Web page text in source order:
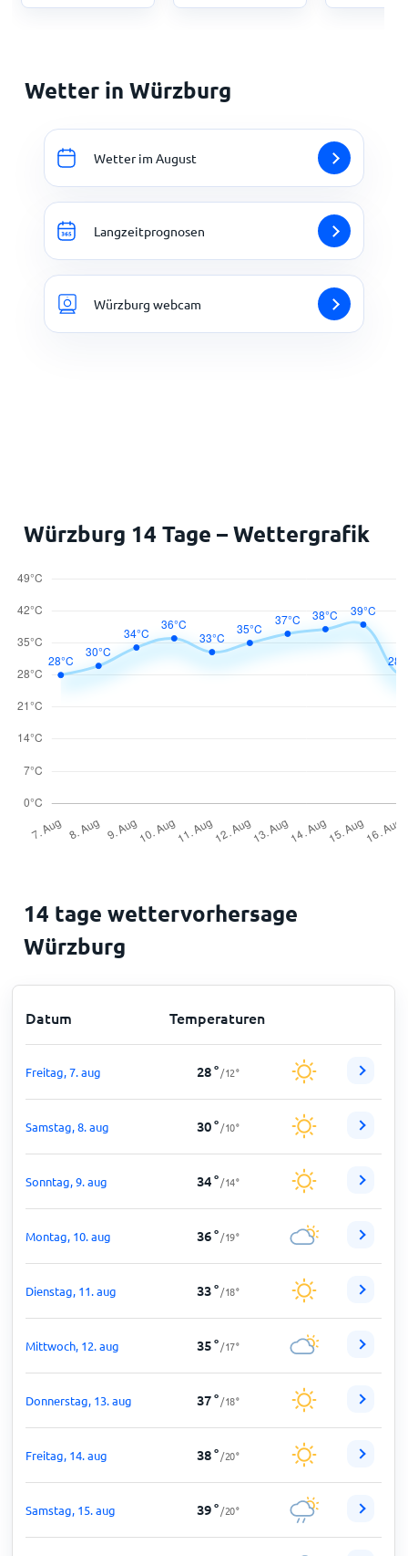
Wetter in Würzburg
Wetter im August
Langzeitprognosen
Würzburg webcam
Würzburg 14 Tage – Wettergrafik
14 tage wettervorhersage
Würzburg
Datum Temperaturen
Freitag, 7. aug 28° /12°
Samstag, 8. aug 30° /10°
Sonntag, 9. aug 34° /14°
Montag, 10. aug 36° /19°
Dienstag, 11. aug 33° /18°
Mittwoch, 12. aug 35° /17°
Donnerstag, 13. aug 37° /18°
Freitag, 14. aug 38° /20°
Samstag, 15. aug 39° /20°